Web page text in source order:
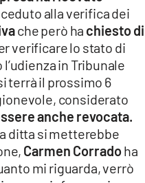
alla verifica dei
che però ha chiesto di
verificare lo stato di
in Tribunale
terrà il prossimo 6
considerato
anche revocata.
ditta si metterebbe
Carmen Corradoha
mi riguarda, verrò